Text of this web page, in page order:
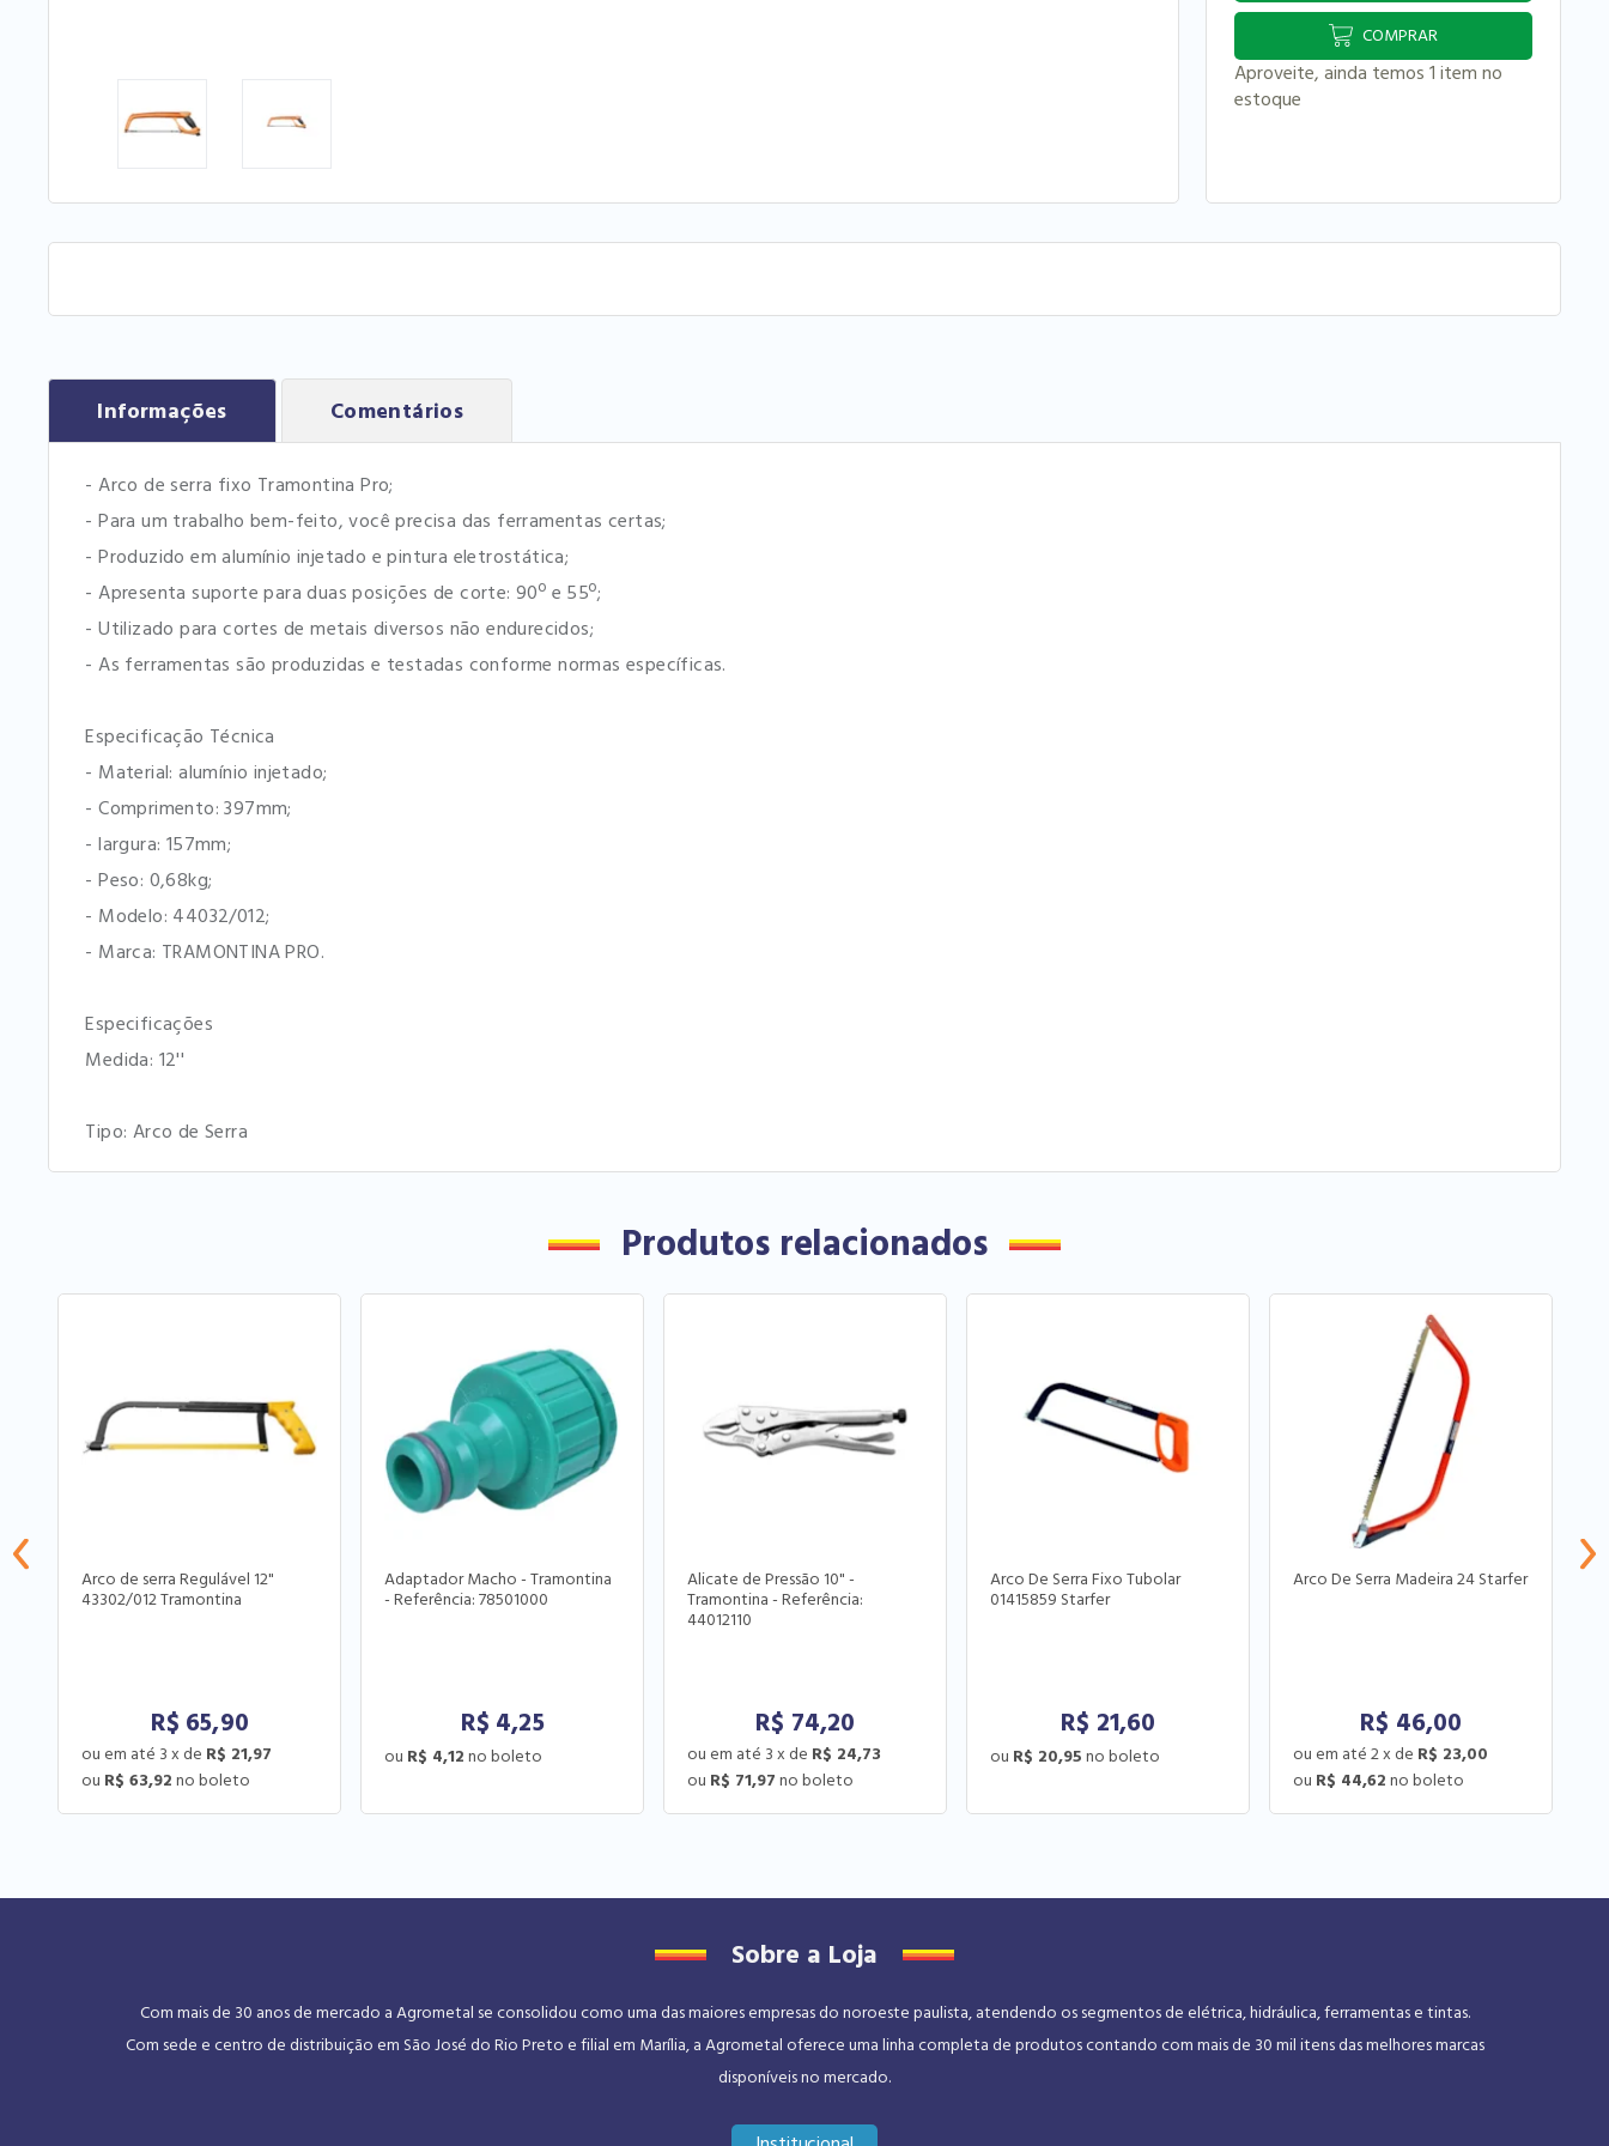
COMPRAR
Aproveite, ainda temos 1 item no
estoque
Informações Comentários
- Arco de serra fixo Tramontina Pro;
- Para um trabalho bem-feito, você precisa das ferramentas certas;
- Produzido em alumínio injetado e pintura eletrostática;
- Apresenta suporte para duas posições de corte: 90º e 55º;
- Utilizado para cortes de metais diversos não endurecidos;
- As ferramentas são produzidas e testadas conforme normas específicas.
Especificação Técnica
- Material: alumínio injetado;
- Comprimento: 397mm;
- largura: 157mm;
- Peso: 0,68kg;
- Modelo: 44032/012;
- Marca: TRAMONTINA PRO.
Especificações
Medida: 12''
Tipo: Arco de Serra
Produtos relacionados
Arco de serra Regulável 12"
43302/012 Tramontina
R$ 65,90
3 x de R$ 21,97
R$ 63,92
Adaptador Macho - Tramontina
- Referência: 78501000
R$ 4,25
R$ 4,12
Alicate de Pressão 10" -
Tramontina - Referência:
44012110
R$ 74,20
3 x de R$ 24,73
R$ 71,97
Arco De Serra Fixo Tubolar
01415859 Starfer
R$ 21,60
R$ 20,95
Arco De Serra Madeira 24 Starfer
R$ 46,00
2x de R$ 23,00
R$ 44,62
Sobre a Loja
Com mais de 30 anos de mercado a Agrometal se consolidou como uma das maiores empresas do noroeste paulista, atendendo os segmentos de elétrica, hidráulica, ferramentas e tintas.
Com sede e centro de distribuição em São José do Rio Preto e filial em Marília, a Agrometal oferece uma linha completa de produtos contando com mais de 30 mil itens das melhores marcas
disponíveis no mercado.